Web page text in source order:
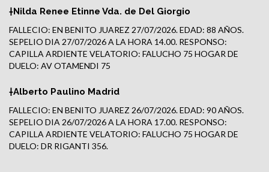
†Nilda Renee Etinne Vda. de Del Giorgio
FALLECIO: EN BENITO JUAREZ 27/07/2026. EDAD: 88 AÑOS.
SEPELIO DIA 27/07/2026 A LA HORA 14.00. RESPONSO:
CAPILLA ARDIENTE VELATORIO: FALUCHO 75 HOGAR DE
DUELO: AV OTAMENDI 75
†Alberto Paulino Madrid
FALLECIO: EN BENITO JUAREZ 26/07/2026. EDAD: 90 AÑOS.
SEPELIO DIA 26/07/2026 A LA HORA 17.00. RESPONSO:
CAPILLA ARDIENTE VELATORIO: FALUCHO 75 HOGAR DE
DUELO: DR RIGANTI 356.